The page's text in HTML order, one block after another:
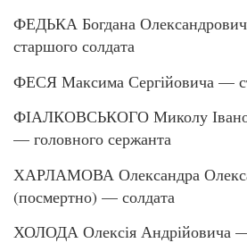
ФЕДЬКА Богдана
старшого солдата
ФЕСЯ Максима Сергійовича —
ФІАЛКОВСЬКОГО Миколу
— головного сержанта
ХАРЛАМОВА Олександра
(посмертно) — солдата
ХОЛОДА Олексія Андрійовича